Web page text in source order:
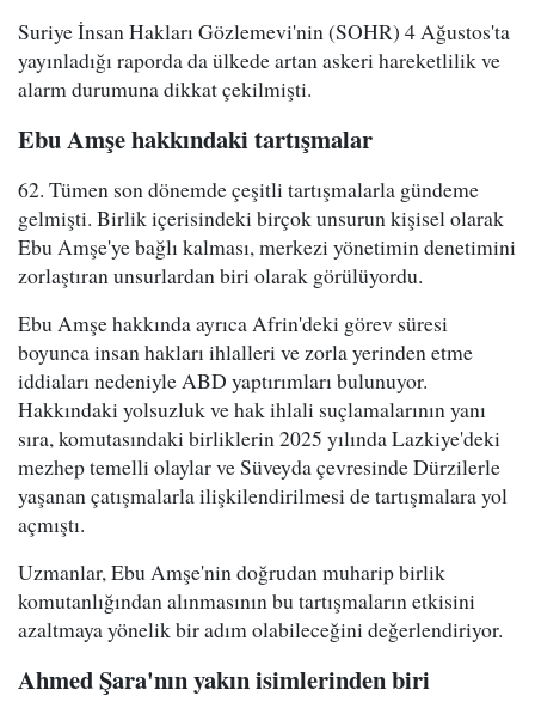
Suriye İnsan Hakları Gözlemevi'nin (SOHR) 4 Ağustos'ta
yayınladığı raporda da ülkede artan askeri hareketlilik ve
alarm durumuna dikkat çekilmişti.
Ebu Amşe hakkındaki tartışmalar
62. Tümen son dönemde çeşitli tartışmalarla gündeme
gelmişti. Birlik içerisindeki birçok unsurun kişisel olarak
Ebu Amşe'ye bağlı kalması, merkezi yönetimin denetimini
zorlaştıran unsurlardan biri olarak görülüyordu.
Ebu Amşe hakkında ayrıca Afrin'deki görev süresi
boyunca insan hakları ihlalleri ve zorla yerinden etme
iddiaları nedeniyle ABD yaptırımları bulunuyor.
Hakkındaki yolsuzluk ve hak ihlali suçlamalarının yanı
sıra, komutasındaki birliklerin 2025 yılında Lazkiye'deki
mezhep temelli olaylar ve Süveyda çevresinde Dürzilerle
yaşanan çatışmalarla ilişkilendirilmesi de tartışmalara yol
açmıştı.
Uzmanlar, Ebu Amşe'nin doğrudan muharip birlik
komutanlığından alınmasının bu tartışmaların etkisini
azaltmaya yönelik bir adım olabileceğini değerlendiriyor.
Ahmed Şara'nın yakın isimlerinden biri